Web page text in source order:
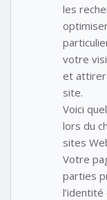
les
votre
et attirer
site.
Voici
lors du
sites
Votre
parties